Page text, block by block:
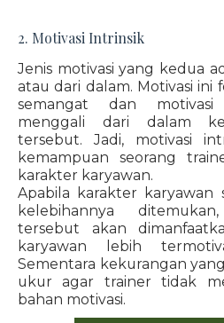
2. Motivasi Intrinsik
Jenis motivasi yang kedua
atau dari dalam. Motivasi ini
semangat dan
menggali dari dalam
tersebut. Jadi, motivasi
kemampuan seorang
karakter karyawan.
Apabila karakter karyawan
kelebihannya
tersebut akan
karyawan lebih
Sementara kekurangan
ukur agar trainer tidak
bahan motivasi.